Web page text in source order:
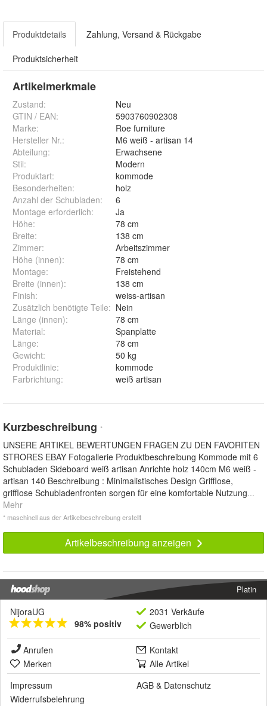
Produktdetails Zahlung, Versand & Rückgabe
Produktsicherheit
Artikelmerkmale
Zustand:
Neu
GTIN / EAN:
5903760902308
Marke:
Roe furniture
Hersteller Nr.:
M6 weiß - artisan 14
Abteilung:
Erwachsene
Stil:
Modern
Produktart:
kommode
Besonderheiten:
holz
Anzahl der Schubladen:
6
Montage erforderlich:
Ja
Höhe:
78 cm
Breite:
138 cm
Zimmer:
Arbeitszimmer
Höhe (innen):
78 cm
Montage:
Freistehend
Breite (innen):
138 cm
Finish:
weiss-artisan
Zusätzlich benötigte Teile: Nein
Länge (innen):
78 cm
Material:
Spanplatte
Länge:
78 cm
Gewicht:
50 kg
Produktlinie:
kommode
Farbrichtung: weiß artisan
Kurzbeschreibung *
UNSERE ARTIKEL BEWERTUNGEN FRAGEN ZU DEN FAVORITEN
STRORES EBAY Fotogallerie Produktbeschreibung Kommode mit 6
Schubladen Sideboard weiß artisan Anrichte holz 140cm M6 weiß -
artisan 140 Beschreibung : Minimalistisches Design Grifflose,
grifflose Schubladenfronten sorgen für eine komfortable Nutzung...
Mehr
* maschinell aus der Artikelbeschreibung erstellt
Artikelbeschreibung anzeigen
Platin
NijoraUG
98% positiv
2031 Verkäufe
Gewerblich
Anrufen
Kontakt
Merken
Alle Artikel
Impressum
AGB & Datenschutz
Widerrufsbelehrung